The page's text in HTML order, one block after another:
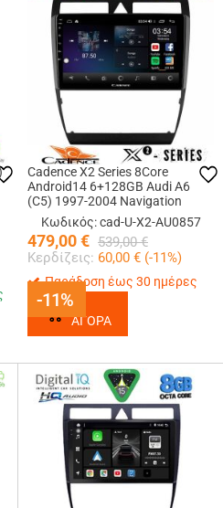
-11%
Cadence X2 Series 8Core
Android14 6+128GB Audi A6
(C5) 1997-2004 Navigation
Multimedia Tablet 9
Κωδικός: cad-U-X2-AU0857
479,00€ 539,00 €
Κερδίζεις: 60,00 € (-11%)
-11%
Παράδοση έως 30 ημέρες
ΑΓΟΡΑ